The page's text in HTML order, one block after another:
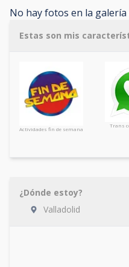
No hay fotos en la
Estas son mis
Actividades fin de semana
Trans
¿Dónde estoy?
Valladolid